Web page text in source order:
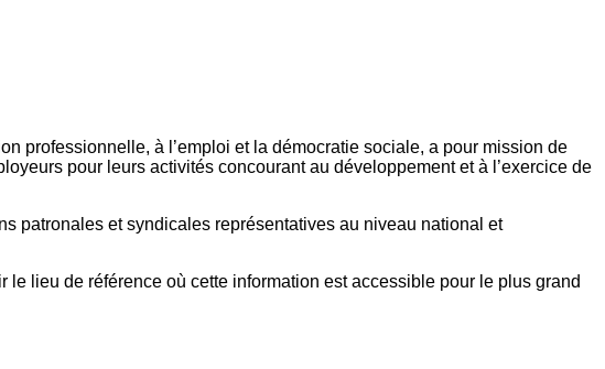
professionnelle, à l’emploi et la démocratie sociale, a pour mission de
pour leurs activités concourant au développement et à l’exercice de
patronales et syndicales représentatives au niveau national et
lieu de référence où cette information est accessible pour le plus grand